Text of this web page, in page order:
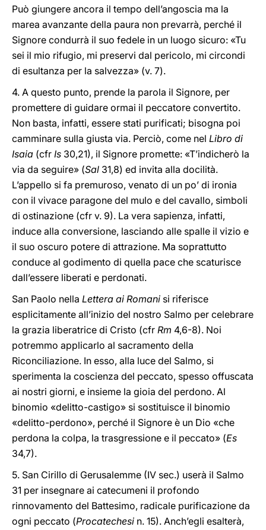
Può giungere ancora il tempo dell’angoscia ma la
marea avanzante della paura non prevarrà, perché il
Signore condurrà il suo fedele in un luogo sicuro: «Tu
sei il mio rifugio, mi preservi dal pericolo, mi circondi
di esultanza per la salvezza» (v. 7).
4. A questo punto, prende la parola il Signore, per
promettere di guidare ormai il peccatore convertito.
Non basta, infatti, essere stati purificati; bisogna poi
camminare sulla giusta via. Perciò, come nel Libro di
Isaia (cfr Is 30,21), il Signore promette: «T’indicherò la
via da seguire» (Sal 31,8) ed invita alla docilità.
L’appello si fa premuroso, venato di un po’ di ironia
con il vivace paragone del mulo e del cavallo, simboli
di ostinazione (cfr v. 9). La vera sapienza, infatti,
induce alla conversione, lasciando alle spalle il vizio e
il suo oscuro potere di attrazione. Ma soprattutto
conduce al godimento di quella pace che scaturisce
dall’essere liberati e perdonati.
San Paolo nella Lettera ai Romani si riferisce
esplicitamente all’inizio del nostro Salmo per celebrare
la grazia liberatrice di Cristo (cfr Rm 4,6-8). Noi
potremmo applicarlo al sacramento della
Riconciliazione. In esso, alla luce del Salmo, si
sperimenta la coscienza del peccato, spesso offuscata
ai nostri giorni, e insieme la gioia del perdono. Al
binomio «delitto-castigo» si sostituisce il binomio
«delitto-perdono», perché il Signore è un Dio «che
perdona la colpa, la trasgressione e il peccato» (Es
34,7).
5. San Cirillo di Gerusalemme (IV sec.) userà il Salmo
31 per insegnare ai catecumeni il profondo
rinnovamento del Battesimo, radicale purificazione da
ogni peccato (Procatechesi n. 15). Anch’egli esalterà,